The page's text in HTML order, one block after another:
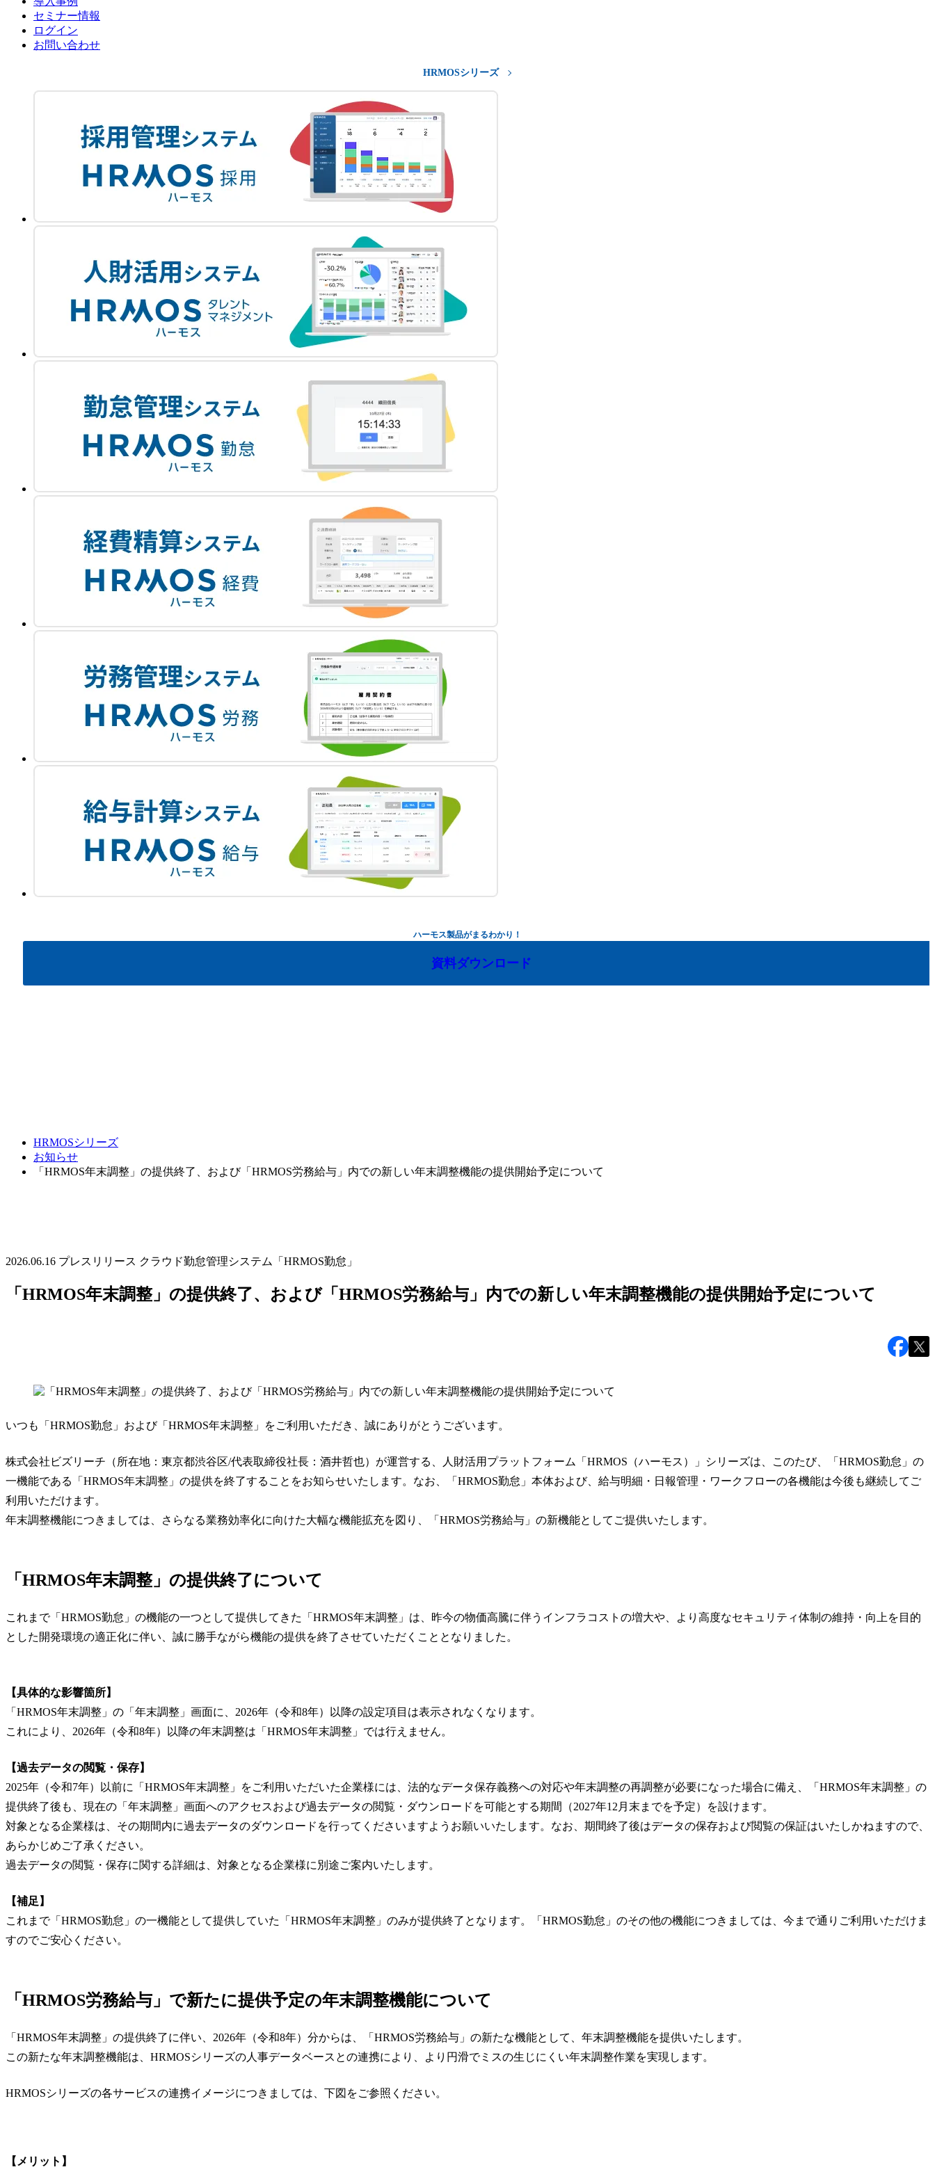
セミナー情報
ログイン
お問い合わせ
HRMOSシリーズ
ハーモス製品がまるわかり！
資料ダウンロード
HRMOSシリーズ
お知らせ
「HRMOS年末調整」の提供終了、および「HRMOS労務給与」内での新しい年末調整機能の提供開始予定について
2026.06.16 プレスリリース クラウド勤怠管理システム「HRMOS勤怠」
「HRMOS年末調整」の提供終了、および「HRMOS労務給与」内での新しい年末調整機能の提供開始予定について
いつも「HRMOS勤怠」および「HRMOS年末調整」をご利用いただき、誠にありがとうございます。
株式会社ビズリーチ（所在地：東京都渋谷区/代表取締役社長：酒井哲也）が運営する、人財活用プラットフォーム「HRMOS（ハーモス）」シリーズは、このたび、「HRMOS勤怠」の
一機能である「HRMOS年末調整」の提供を終了することをお知らせいたします。なお、「HRMOS勤怠」本体および、給与明細・日報管理・ワークフローの各機能は今後も継続してご
利用いただけます。
年末調整機能につきましては、さらなる業務効率化に向けた大幅な機能拡充を図り、「HRMOS労務給与」の新機能としてご提供いたします。
「HRMOS年末調整」の提供終了について
これまで「HRMOS勤怠」の機能の一つとして提供してきた「HRMOS年末調整」は、昨今の物価高騰に伴うインフラコストの増大や、より高度なセキュリティ体制の維持・向上を目的
とした開発環境の適正化に伴い、誠に勝手ながら機能の提供を終了させていただくこととなりました。
【具体的な影響箇所】
「HRMOS年末調整」の「年末調整」画面に、2026年（令和8年）以降の設定項目は表示されなくなります。
これにより、2026年（令和8年）以降の年末調整は「HRMOS年末調整」では行えません。
【過去データの閲覧・保存】
2025年（令和7年）以前に「HRMOS年末調整」をご利用いただいた企業様には、法的なデータ保存義務への対応や年末調整の再調整が必要になった場合に備え、「HRMOS年末調整」の
提供終了後も、現在の「年末調整」画面へのアクセスおよび過去データの閲覧・ダウンロードを可能とする期間（2027年12月末までを予定）を設けます。
対象となる企業様は、その期間内に過去データのダウンロードを行ってくださいますようお願いいたします。なお、期間終了後はデータの保存および閲覧の保証はいたしかねますので、
あらかじめご了承ください。
過去データの閲覧・保存に関する詳細は、対象となる企業様に別途ご案内いたします。
【補足】
これまで「HRMOS勤怠」の一機能として提供していた「HRMOS年末調整」のみが提供終了となります。「HRMOS勤怠」のその他の機能につきましては、今まで通りご利用いただけま
すのでご安心ください。
「HRMOS労務給与」で新たに提供予定の年末調整機能について
「HRMOS年末調整」の提供終了に伴い、2026年（令和8年）分からは、「HRMOS労務給与」の新たな機能として、年末調整機能を提供いたします。
この新たな年末調整機能は、HRMOSシリーズの人事データベースとの連携により、より円滑でミスの生じにくい年末調整作業を実現します。
HRMOSシリーズの各サービスの連携イメージにつきましては、下図をご参照ください。
【メリット】